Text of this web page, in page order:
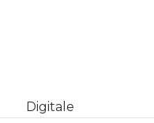
Digitale